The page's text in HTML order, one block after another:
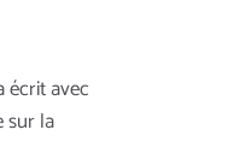
écrit avec
sur la